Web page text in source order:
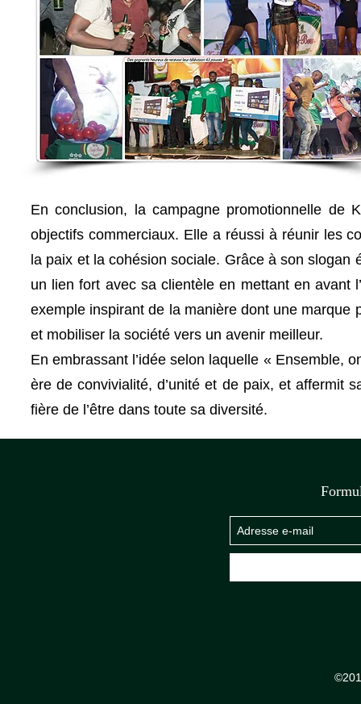
En conclusion, la campagne promotionnelle de
objectifs commerciaux. Elle a réussi à réunir les
la paix et la cohésion sociale. Grâce à son
un lien fort avec sa clientèle en mettant en avant
exemple inspirant de la manière dont une
et mobiliser la société vers un avenir meilleur.
En embrassant l’idée selon laquelle « Ensemble,
ère de convivialité, d’unité et de paix, et affermit
fière de l’être dans toute sa diversité.